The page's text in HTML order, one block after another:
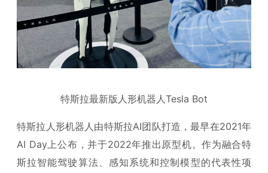
特斯拉最新版人形机器人Tesla Bot
特斯拉人形机器人由特斯拉AI团队打造，最早在2021年
AI Day上公布，并于2022年推出原型机。作为融合特
斯拉智能驾驶算法、感知系统和控制模型的代表性项